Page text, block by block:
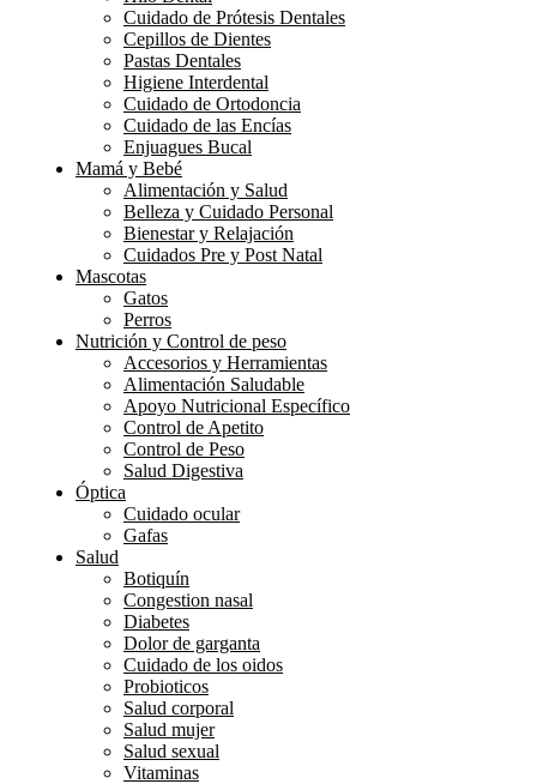
Cuidado de Prótesis Dentales
Cepillos de Dientes
Pastas Dentales
Higiene Interdental
Cuidado de Ortodoncia
Cuidado de las Encías
Enjuagues Bucal
Mamá y Bebé
Alimentación y Salud
Belleza y Cuidado Personal
Bienestar y Relajación
Cuidados Pre y Post Natal
Mascotas
Gatos
Perros
Nutrición y Control de peso
Accesorios y Herramientas
Alimentación Saludable
Apoyo Nutricional Específico
Control de Apetito
Control de Peso
Salud Digestiva
Óptica
Cuidado ocular
Gafas
Salud
Botiquín
Congestion nasal
Diabetes
Dolor de garganta
Cuidado de los oidos
Probioticos
Salud corporal
Salud mujer
Salud sexual
Vitaminas